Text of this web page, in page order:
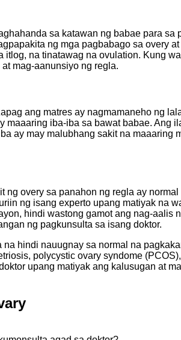
sa katawan ng babae para sa
ng mga pagbabago sa overy
na tinatawag na ovulation. Kung
mag-aanunsiyo ng regla.
ang matres ay nagmamaneho ng
maaaring iba-iba sa bawat babae. Ang
ay may malubhang sakit na maaaring
overy sa panahon ng regla ay normal
ng isang experto upang matiyak na
hindi wastong gamot ang nag-aalis
ng pagkunsulta sa isang doktor.
hindi nauugnay sa normal na
polycystic ovary syndome
upang matiyak ang kalusugan at